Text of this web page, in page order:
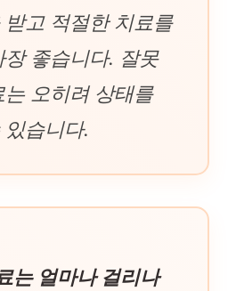
받고 적절한 치료를
장 좋습니다. 잘못
는 오히려 상태를
습니다.
는 얼마나 걸리나